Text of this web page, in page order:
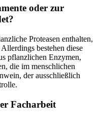
oder zur
Proteasen enthalten,
bestehen diese
pflanzlichen Enzymen,
die im menschlichen
der ausschließlich
Facharbeit